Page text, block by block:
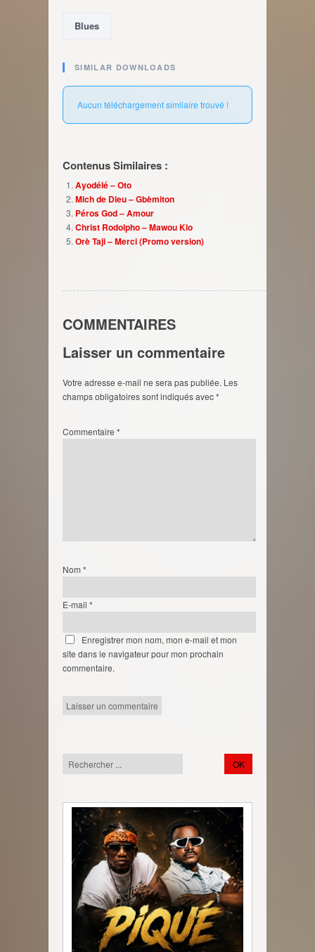
Blues
SIMILAR DOWNLOADS
Aucun téléchargement similaire trouvé !
Contenus Similaires :
Ayodélé – Oto
Mich de Dieu – Gbèmiton
Péros God – Amour
Christ Rodolpho – Mawou Klo
Orè Taji – Merci (Promo version)
COMMENTAIRES
Laisser un commentaire
Votre adresse e-mail ne sera pas publiée. Les
champs obligatoires sont indiqués avec*
Commentaire *
Nom *
E-mail *
Enregistrer mon nom, mon e-mail et mon
site dans le navigateur pour mon prochain
commentaire.